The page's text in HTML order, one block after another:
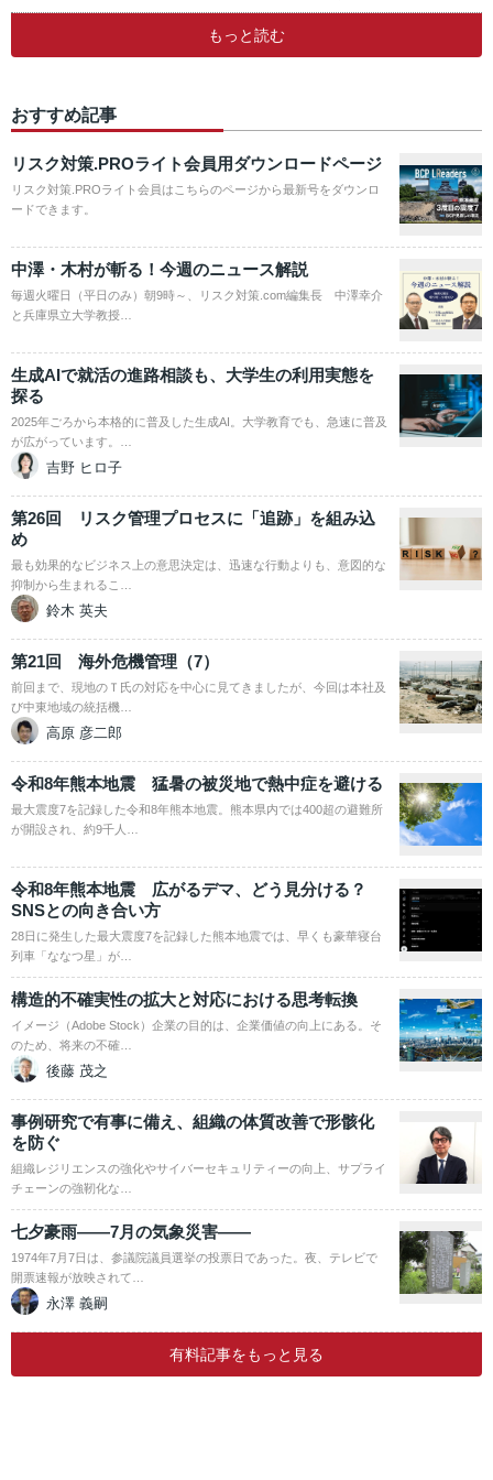
もっと読む
おすすめ記事
リスク対策.PROライト会員用ダウンロードページ
リスク対策.PROライト会員はこちらのページから最新号をダウンロ
ードできます。
中澤・木村が斬る！今週のニュース解説
毎週火曜日（平日のみ）朝9時～、リスク対策.com編集長 中澤幸介
と兵庫県立大学教授…
生成AIで就活の進路相談も、大学生の利用実態を
探る
2025年ごろから本格的に普及した生成AI。大学教育でも、急速に普及
が広がっています。…
吉野 ヒロ子
第26回 リスク管理プロセスに「追跡」を組み込
め
最も効果的なビジネス上の意思決定は、迅速な行動よりも、意図的な
抑制から生まれるこ…
鈴木 英夫
第21回 海外危機管理（7）
前回まで、現地のＴ氏の対応を中心に見てきましたが、今回は本社及
び中東地域の統括機…
高原 彦二郎
令和8年熊本地震 猛暑の被災地で熱中症を避ける
最大震度7を記録した令和8年熊本地震。熊本県内では400超の避難所
が開設され、約9千人…
令和8年熊本地震 広がるデマ、どう見分ける？
SNSとの向き合い方
28日に発生した最大震度7を記録した熊本地震では、早くも豪華寝台
列車「ななつ星」が…
構造的不確実性の拡大と対応における思考転換
イメージ（Adobe Stock）企業の目的は、企業価値の向上にある。そ
のため、将来の不確…
後藤 茂之
事例研究で有事に備え、組織の体質改善で形骸化
を防ぐ
組織レジリエンスの強化やサイバーセキュリティーの向上、サプライ
チェーンの強靭化な…
七夕豪雨――7月の気象災害――
1974年7月7日は、参議院議員選挙の投票日であった。夜、テレビで
開票速報が放映されて…
永澤 義嗣
有料記事をもっと見る